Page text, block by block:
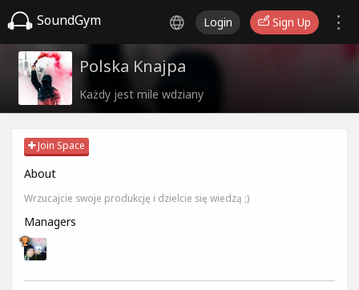
SoundGym Login Sign Up
Polska Knajpa
Każdy jest mile wdziany
Join Space
About
Wrzucajcie swoje produkcję i dzielcie się wiedzą ;)
Managers